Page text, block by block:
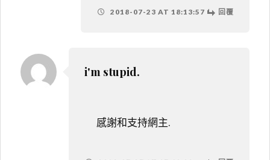
2018-07-23 AT 18:13:57 回覆
i'm stupid.
感謝和支持網主.